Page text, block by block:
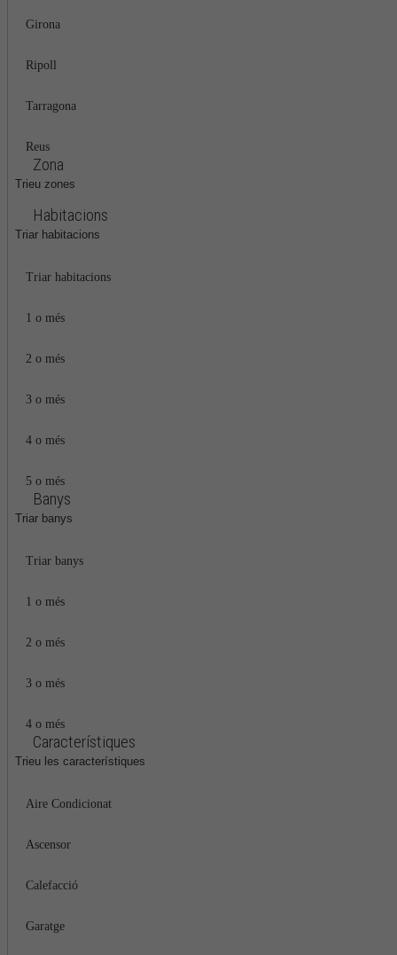
Girona
Ripoll
Tarragona
Reus
Zona
Trieu zones
Habitacions
Triar habitacions
Triar habitacions
1 o més
2 o més
3 o més
4 o més
5 o més
Banys
Triar banys
Triar banys
1 o més
2 o més
3 o més
4 o més
Característiques
Trieu les característiques
Aire Condicionat
Ascensor
Calefacció
Garatge